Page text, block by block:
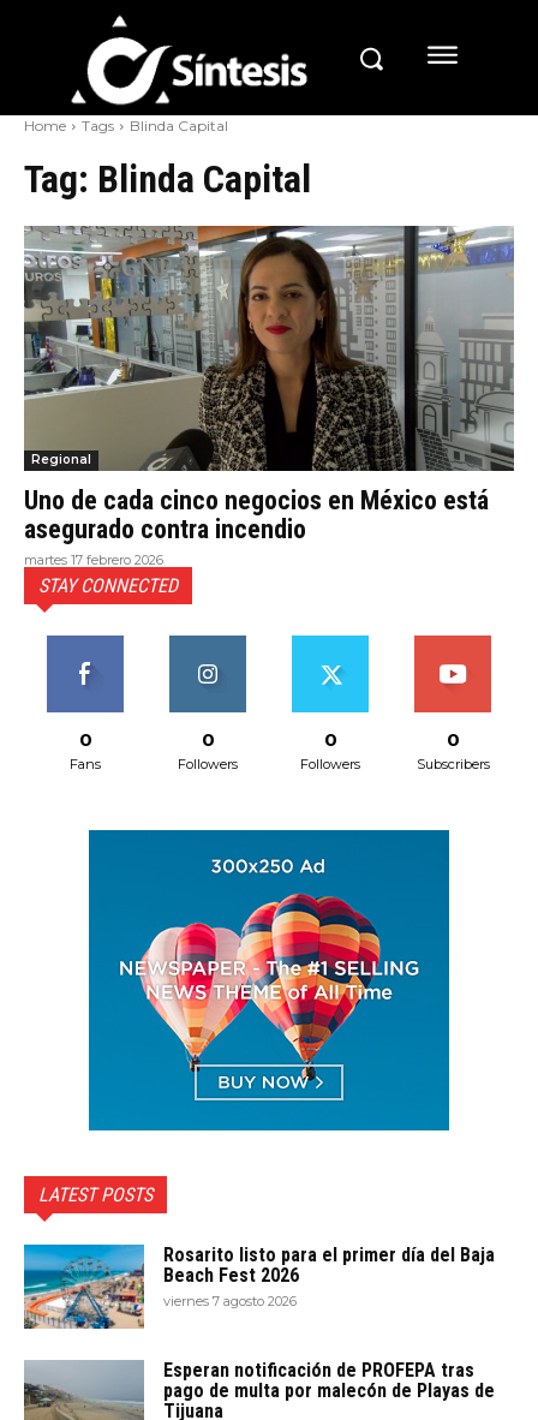
Home Tags Blinda Capital
Tag: Blinda Capital
Regional
Uno de cada cinco negocios en México está
asegurado contra incendio
martes 17 febrero 2026
STAY CONNECTED
0
Fans
0
Followers
0
Followers
0
Subscribers
LATEST POSTS
Rosarito listo para el primer día del Baja
Beach Fest 2026
viernes 7 agosto 2026
Esperan notificación de PROFEPA tras
pago de multa por malecón de Playas de
Tijuana